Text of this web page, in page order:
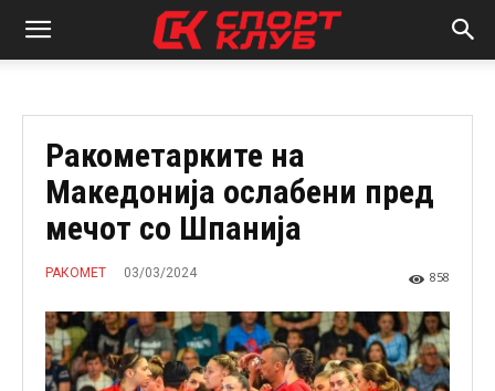
Ракометарките на
Македонија ослабени пред
мечот со Шпанија
РАКОМЕТ 03/03/2024 858